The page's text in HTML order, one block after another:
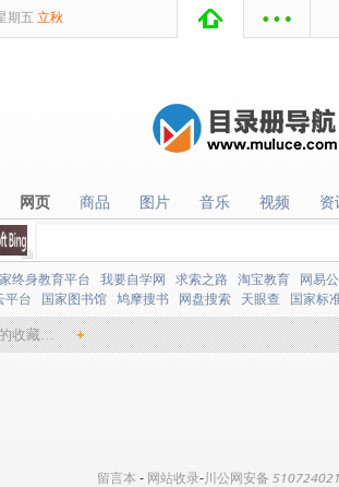
期五 立秋
网页
网页 商品
商品 图片
图片 音乐
音乐 视频
视频 资
资
终身教育平台 我要自学网 求索之路 淘宝教育 网易
平台 国家图书馆 鸠摩搜书 网盘搜索 天眼查 国家标
收藏… +
留言本 - 网站收录-川公网安备